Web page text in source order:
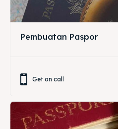
Pembuatan Paspor
Get on call